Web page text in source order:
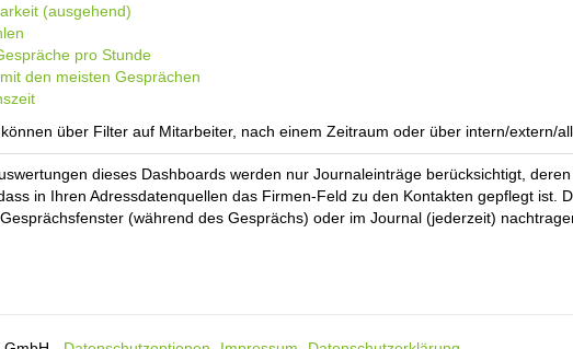
(ausgehend)
pro Stunde
den meisten Gesprächen
über Filter auf Mitarbeiter, nach einem Zeitraum oder über intern/extern/
dieses Dashboards werden nur Journaleinträge berücksichtigt,
in Ihren Adressdatenquellen das Firmen-Feld zu den Kontakten gepflegt ist.
(während des Gesprächs) oder im Journal (jederzeit)